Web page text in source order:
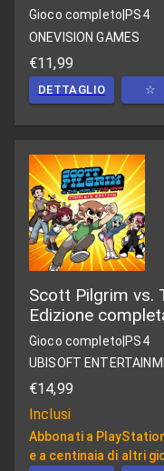
Gioco completo PS4
ONEVISION GAMES
€11,99
DETTAGLIO ☆
Scott Pilgrim vs.
Edizione
Gioco completo|PS4
UBISOFT
€14,99
Inclusi
Abbonati a
e a centinaia di altri